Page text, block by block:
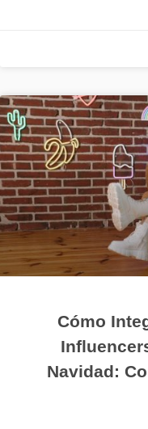
Cómo
Navidad: